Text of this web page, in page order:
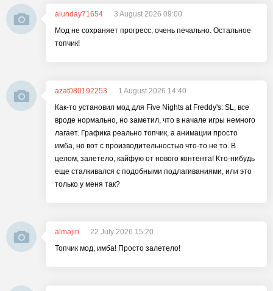
alunday71654
3 August 2026 09:00
Мод не сохраняет прогресс, очень печально. Остальное
топчик!
azat080192253
1 August 2026 14:40
Как-то установил мод для Five Nights at Freddy's: SL, все
вроде нормально, но заметил, что в начале игры немного
лагает. Графика реально топчик, а анимации просто
имба, но вот с производительностью что-то не то. В
целом, залетело, кайфую от нового контента! Кто-нибудь
еще сталкивался с подобными подлагиваниями, или это
только у меня так?
almajiri
22 July 2026 15:20
Топчик мод, имба! Просто залетело!